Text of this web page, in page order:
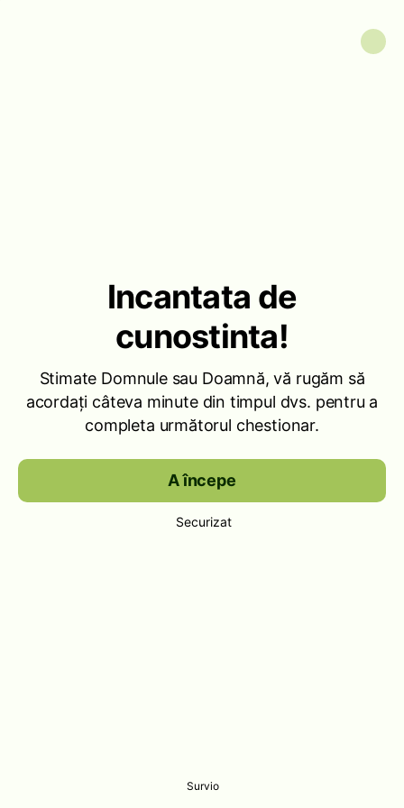
Incantata de
cunostinta!
Stimate Domnule sau Doamnă, vă rugăm să
acordați câteva minute din timpul dvs. pentru a
completa următorul chestionar.
A începe
Securizat
Survio